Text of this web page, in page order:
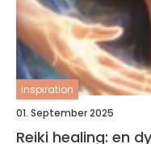
inspiration
01. September 2025
Reiki healing: en